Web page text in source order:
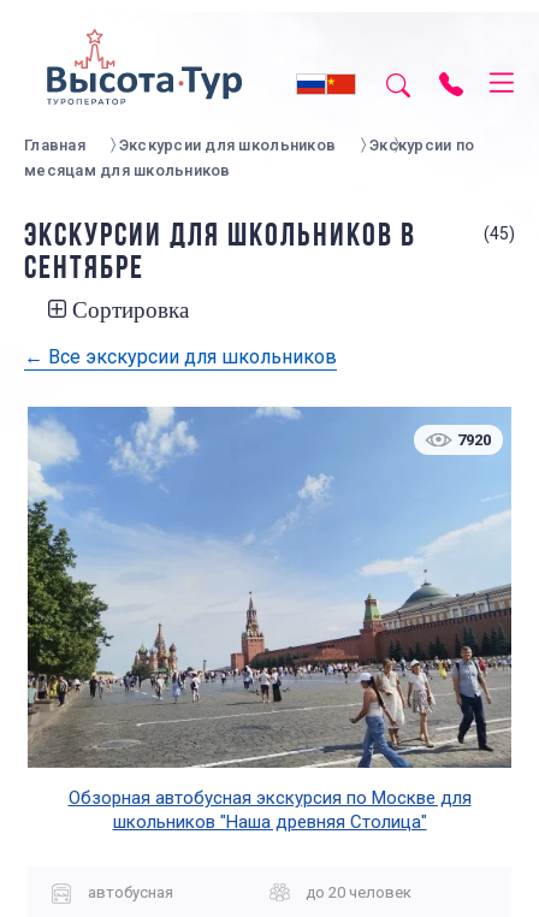
Главная Экскурсии для школьников
Экскурсии по
месяцам для школьников
ЭКСКУРСИИ ДЛЯ ШКОЛЬНИКОВ В
СЕНТЯБРЕ
(45)
Сортировка
← Все экскурсии для школьников
7920
Обзорная автобусная экскурсия по Москве для
школьников "Наша древняя Столица"
автобусная
до 20 человек